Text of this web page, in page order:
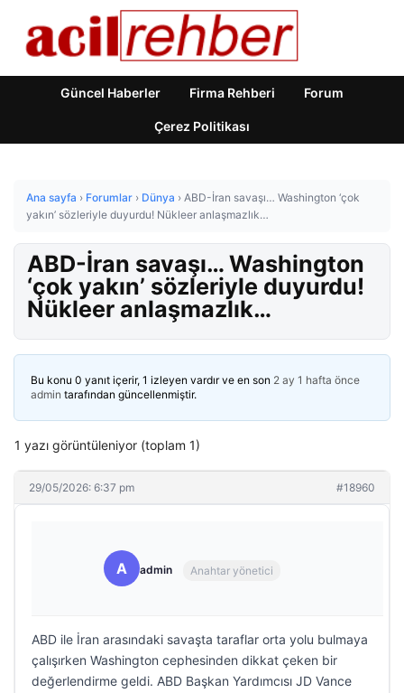
Güncel Haberler Firma Rehberi Forum
Çerez Politikası
Ana sayfa › Forumlar › Dünya › ABD-İran savaşı… Washington ‘çok
yakın’ sözleriyle duyurdu! Nükleer anlaşmazlık…
ABD-İran savaşı… Washington
‘çok yakın’ sözleriyle duyurdu!
Nükleer anlaşmazlık…
Bu konu 0 yanıt içerir, 1 izleyen vardır ve en son 2 ay 1 hafta önce
admin tarafından güncellenmiştir.
1 yazı görüntüleniyor (toplam 1)
29/05/2026: 6:37 pm #18960
A admin Anahtar yönetici
ABD ile İran arasındaki savaşta taraflar orta yolu bulmaya
çalışırken Washington cephesinden dikkat çeken bir
değerlendirme geldi. ABD Başkan Yardımcısı JD Vance